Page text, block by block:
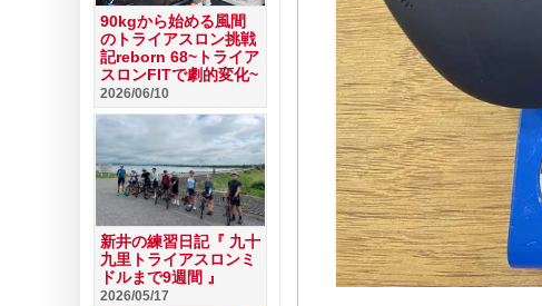
90kgから始める風間
のトライアスロン挑戦
記reborn 68~トライア
スロンFITで劇的変化~
2026/06/10
新井の練習日記『 九十
九里トライアスロンミ
ドルまで9週間 』
2026/05/17